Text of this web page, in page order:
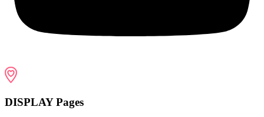
DISPLAY Pages